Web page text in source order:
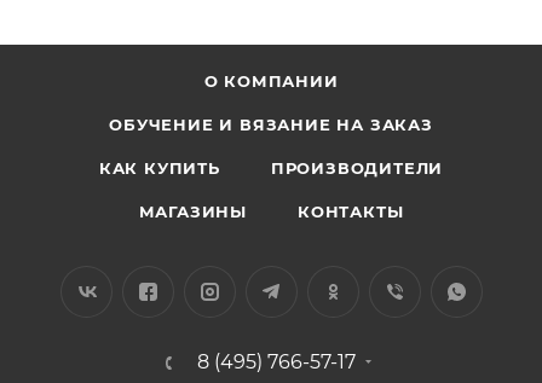
О КОМПАНИИ
ОБУЧЕНИЕ И ВЯЗАНИЕ НА ЗАКАЗ
КАК КУПИТЬ ПРОИЗВОДИТЕЛИ
МАГАЗИНЫ КОНТАКТЫ
8 (495) 766-57-17